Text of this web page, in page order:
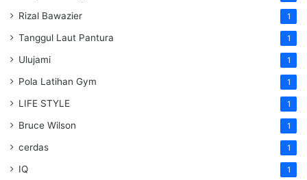
Rizal Bawazier 1
Tanggul Laut Pantura 1
Ulujami 1
Pola Latihan Gym 1
LIFE STYLE 1
Bruce Wilson 1
cerdas 1
IQ 1